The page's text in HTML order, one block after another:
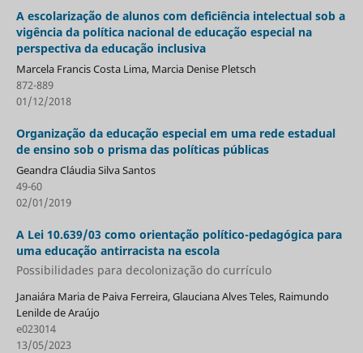
A escolarização de alunos com deficiência intelectual sob a
vigência da política nacional de educação especial na
perspectiva da educação inclusiva
Marcela Francis Costa Lima, Marcia Denise Pletsch
872-889
01/12/2018
Organização da educação especial em uma rede estadual
de ensino sob o prisma das políticas públicas
Geandra Cláudia Silva Santos
49-60
02/01/2019
A Lei 10.639/03 como orientação político-pedagógica para
uma educação antirracista na escola
Possibilidades para decolonização do currículo
Janaiára Maria de Paiva Ferreira, Glauciana Alves Teles, Raimundo
Lenilde de Araújo
e023014
13/05/2023